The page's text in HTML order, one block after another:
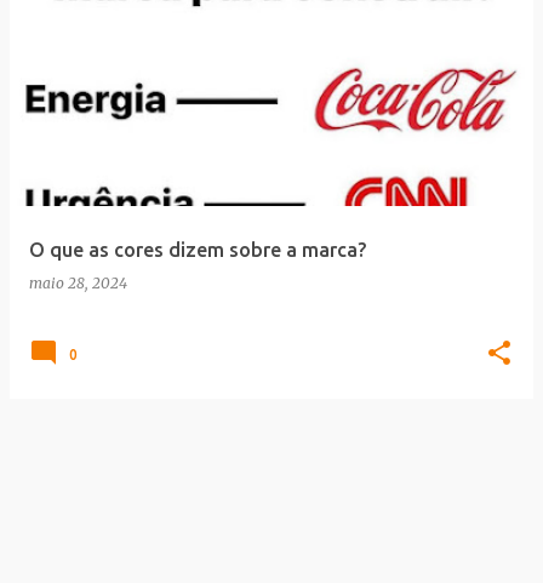
O que as cores dizem sobre a marca?
maio 28, 2024
0